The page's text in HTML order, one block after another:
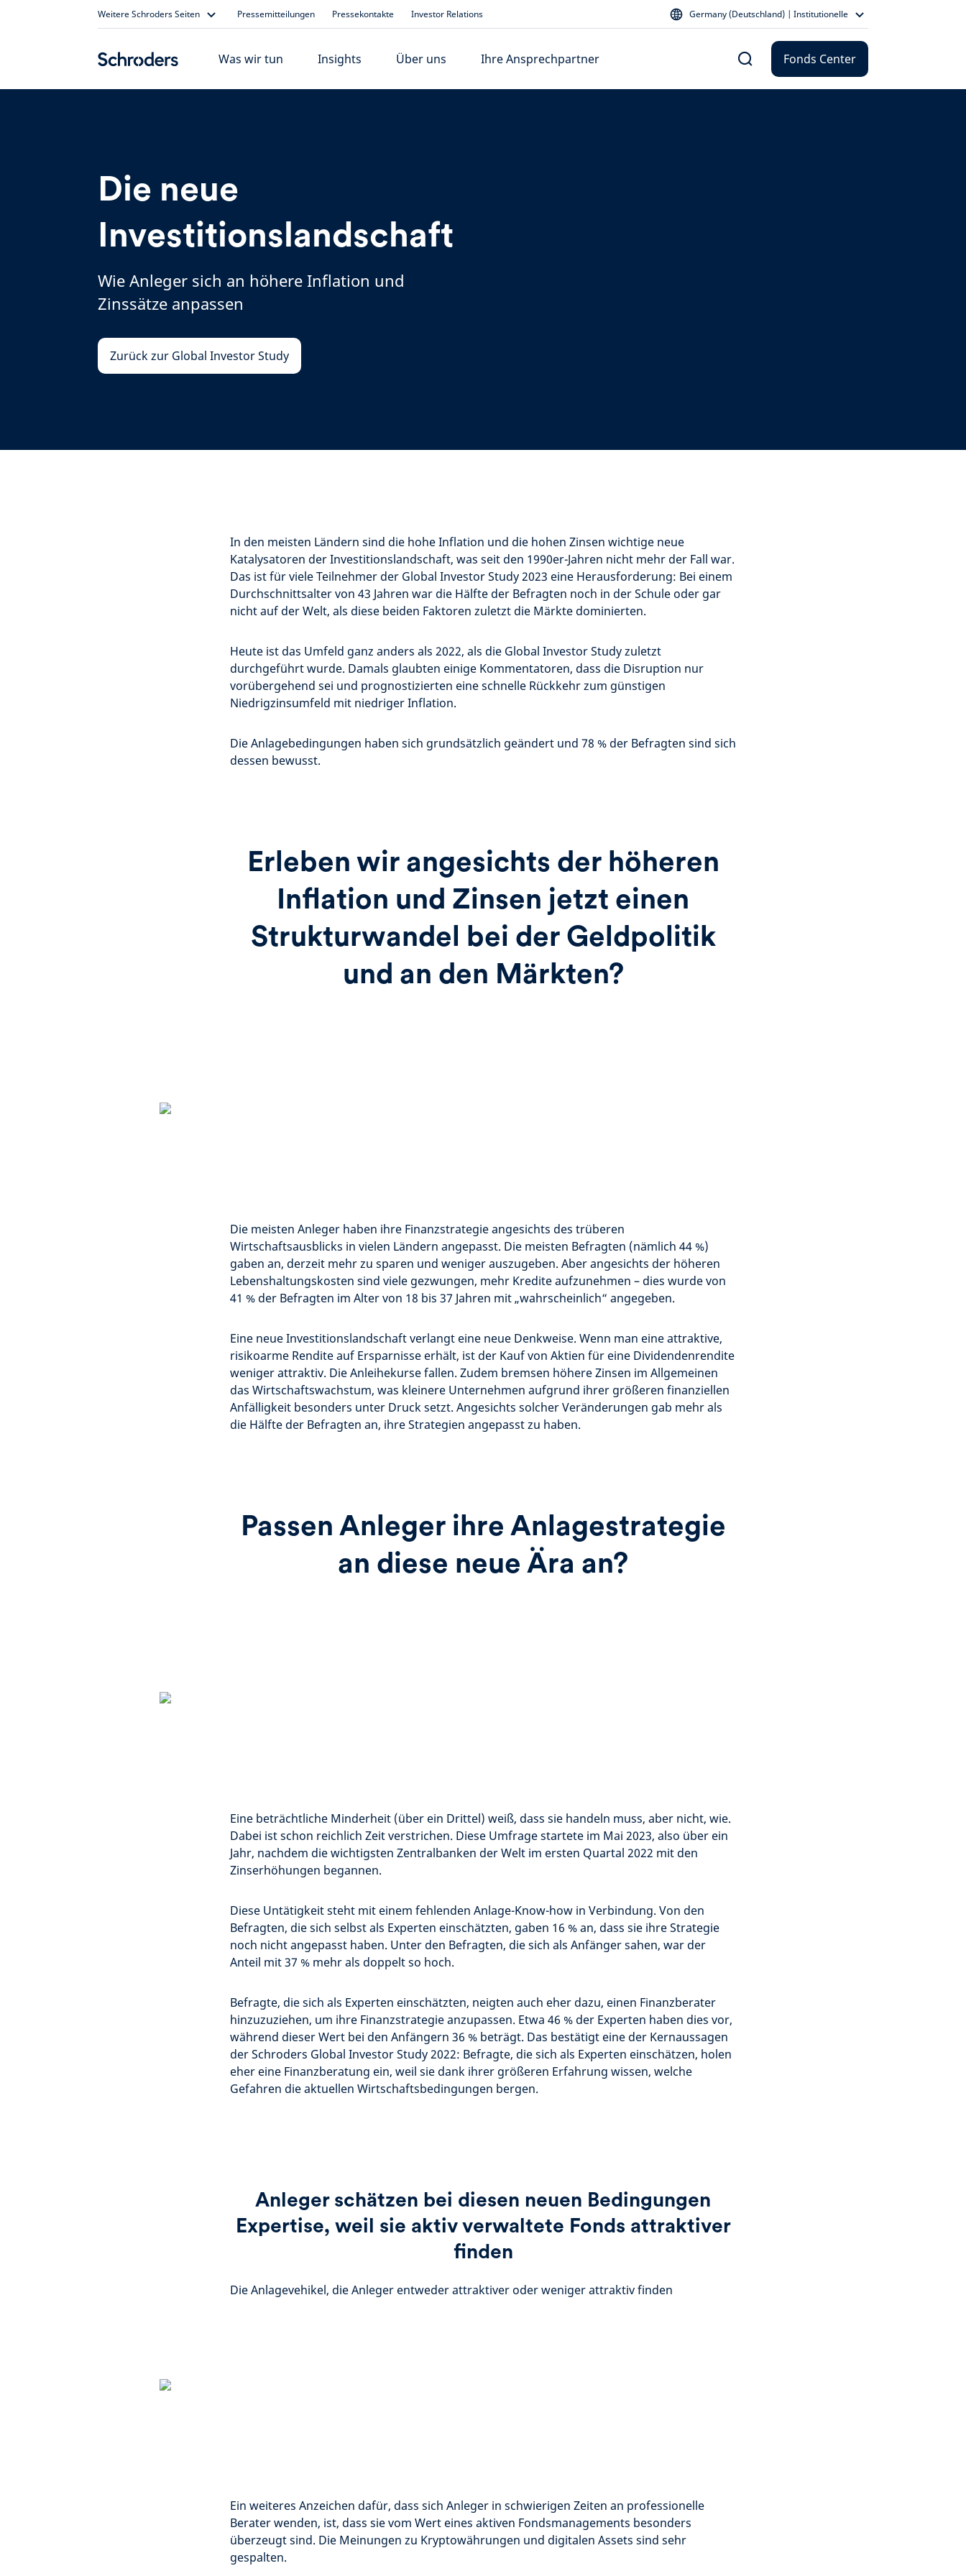
Weitere Schroders Seiten Pressemitteilungen Pressekontakte Investor Relations Germany (Deutschland) | Institutionelle
Was wir tun Insights Über uns Ihre Ansprechpartner Fonds Center
Die neue
Investitionslandschaft
Wie Anleger sich an höhere Inflation und
Zinssätze anpassen
Zurück zur Global Investor Study
In den meisten Ländern sind die hohe Inflation und die hohen Zinsen wichtige neue
Katalysatoren der Investitionslandschaft, was seit den 1990er-Jahren nicht mehr der Fall war.
Das ist für viele Teilnehmer der Global Investor Study 2023 eine Herausforderung: Bei einem
Durchschnittsalter von 43 Jahren war die Hälfte der Befragten noch in der Schule oder gar
nicht auf der Welt, als diese beiden Faktoren zuletzt die Märkte dominierten.
Heute ist das Umfeld ganz anders als 2022, als die Global Investor Study zuletzt
durchgeführt wurde. Damals glaubten einige Kommentatoren, dass die Disruption nur
vorübergehend sei und prognostizierten eine schnelle Rückkehr zum günstigen
Niedrigzinsumfeld mit niedriger Inflation.
Die Anlagebedingungen haben sich grundsätzlich geändert und 78 % der Befragten sind sich
dessen bewusst.
Erleben wir angesichts der höheren
Inflation und Zinsen jetzt einen
Strukturwandel bei der Geldpolitik
und an den Märkten?
Die meisten Anleger haben ihre Finanzstrategie angesichts des trüberen
Wirtschaftsausblicks in vielen Ländern angepasst. Die meisten Befragten (nämlich 44 %)
gaben an, derzeit mehr zu sparen und weniger auszugeben. Aber angesichts der höheren
Lebenshaltungskosten sind viele gezwungen, mehr Kredite aufzunehmen – dies wurde von
41 % der Befragten im Alter von 18 bis 37 Jahren mit „wahrscheinlich“ angegeben.
Eine neue Investitionslandschaft verlangt eine neue Denkweise. Wenn man eine attraktive,
risikoarme Rendite auf Ersparnisse erhält, ist der Kauf von Aktien für eine Dividendenrendite
weniger attraktiv. Die Anleihekurse fallen. Zudem bremsen höhere Zinsen im Allgemeinen
das Wirtschaftswachstum, was kleinere Unternehmen aufgrund ihrer größeren finanziellen
Anfälligkeit besonders unter Druck setzt. Angesichts solcher Veränderungen gab mehr als
die Hälfte der Befragten an, ihre Strategien angepasst zu haben.
Passen Anleger ihre Anlagestrategie
an diese neue Ära an?
Eine beträchtliche Minderheit (über ein Drittel) weiß, dass sie handeln muss, aber nicht, wie.
Dabei ist schon reichlich Zeit verstrichen. Diese Umfrage startete im Mai 2023, also über ein
Jahr, nachdem die wichtigsten Zentralbanken der Welt im ersten Quartal 2022 mit den
Zinserhöhungen begannen.
Diese Untätigkeit steht mit einem fehlenden Anlage-Know-how in Verbindung. Von den
Befragten, die sich selbst als Experten einschätzten, gaben 16 % an, dass sie ihre Strategie
noch nicht angepasst haben. Unter den Befragten, die sich als Anfänger sahen, war der
Anteil mit 37 % mehr als doppelt so hoch.
Befragte, die sich als Experten einschätzten, neigten auch eher dazu, einen Finanzberater
hinzuzuziehen, um ihre Finanzstrategie anzupassen. Etwa 46 % der Experten haben dies vor,
während dieser Wert bei den Anfängern 36 % beträgt. Das bestätigt eine der Kernaussagen
der Schroders Global Investor Study 2022: Befragte, die sich als Experten einschätzen, holen
eher eine Finanzberatung ein, weil sie dank ihrer größeren Erfahrung wissen, welche
Gefahren die aktuellen Wirtschaftsbedingungen bergen.
Anleger schätzen bei diesen neuen Bedingungen
Expertise, weil sie aktiv verwaltete Fonds attraktiver
finden
Die Anlagevehikel, die Anleger entweder attraktiver oder weniger attraktiv finden
Ein weiteres Anzeichen dafür, dass sich Anleger in schwierigen Zeiten an professionelle
Berater wenden, ist, dass sie vom Wert eines aktiven Fondsmanagements besonders
überzeugt sind. Die Meinungen zu Kryptowährungen und digitalen Assets sind sehr
gespalten.